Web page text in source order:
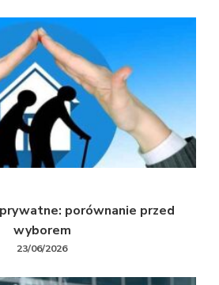
porównanie przed
wyborem
23/06/2026